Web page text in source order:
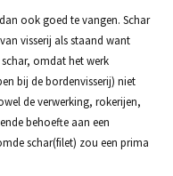
ook goed te vangen. Schar
visserij als staand want
omdat het werk
bij de bordenvisserij) niet
de verwerking, rokerijen,
behoefte aan een
schar(filet) zou een prima